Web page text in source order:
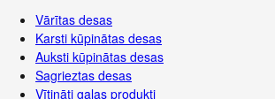
Vārītas desas
Karsti kūpinātas desas
Auksti kūpinātas desas
Sagrieztas desas
Vītināti gaļas produkti